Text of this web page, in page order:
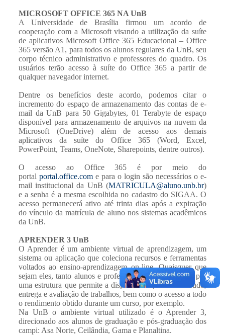
MICROSOFT OFFICE 365 NA UnB
A Universidade de Brasília firmou um acordo de
cooperação com a Microsoft visando a utilização da suíte
de aplicativos Microsoft Office 365 Educacional – Office
365 versão A1, para todos os alunos regulares da UnB, seu
corpo técnico administrativo e professores do quadro. Os
usuários terão acesso à suíte do Office 365 a partir de
qualquer navegador internet.
Dentre os benefícios deste acordo, podemos citar o
incremento do espaço de armazenamento das contas de e-
mail da UnB para 50 Gigabytes, 01 Terabyte de espaço
disponível para armazenamento de arquivos na nuvem da
Microsoft (OneDrive) além de acesso aos demais
aplicativos da suíte do Office 365 (Word, Excel,
PowerPoint, Teams, OneNote, Sharepoints, dentre outros).
O acesso ao Office 365 é por meio do
portal portal.office.come para o login são necessários o e-
mail institucional da UnB (MATRICULA@aluno.unb.br)
e a senha é a mesma escolhida no cadastro do SIGAA. O
acesso permanecerá ativo até trinta dias após a expiração
do vínculo da matrícula de aluno nos sistemas acadêmicos
da UnB.
APRENDER 3 UnB
O Aprender é um ambiente virtual de aprendizagem, um
sistema ou aplicação que coleciona recursos e ferramentas
voltados ao ensino-aprendizagem on-line. Quaisquer que
sejam eles, tanto alunos e professores estarão cobertos por
uma estrutura que permite a disponibilização de conteúdo,
entrega e avaliação de trabalhos, bem como o acesso a todo
o rendimento obtido durante um curso, por exemplo.
Na UnB o ambiente virtual utilizado é o Aprender 3,
direcionado aos alunos de graduação e pós-graduação dos
campi: Asa Norte, Ceilândia, Gama e Planaltina.